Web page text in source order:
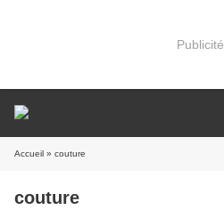
Publicité
Accueil » couture
couture